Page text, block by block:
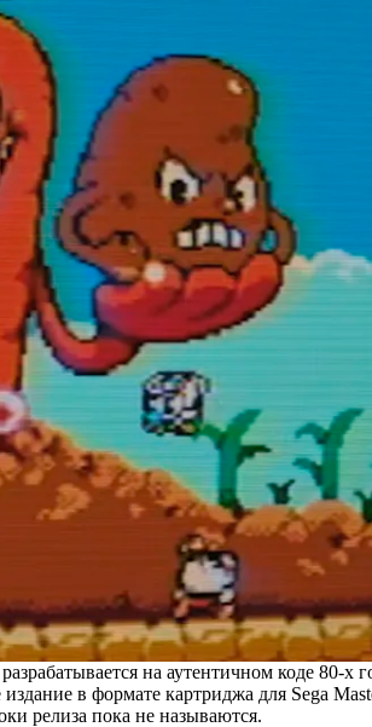
на аутентичном коде 80-х
в формате картриджа для Sega
релиза пока не называются.